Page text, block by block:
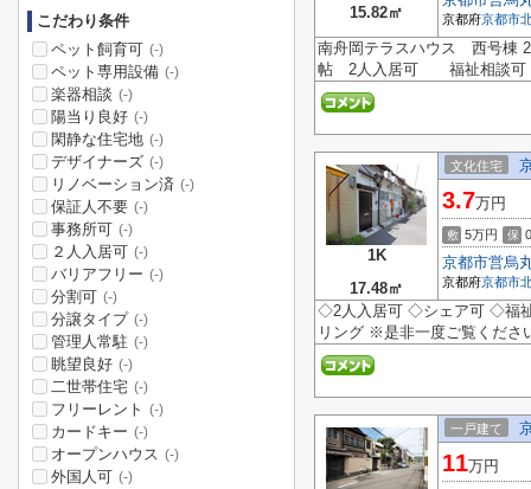
15.82㎡
京都府京都市
南舟岡テラスハウス 西号棟
帖 2人入居可 福祉相談可
1K
17.48㎡
文化住宅
3.7万円
敷 5万円 保
京都市営烏
京都府京都市
◇2人入居可 ◇シェア可 ◇福祉
リング ※是非一度ご覧くださ
一戸建て
11万円
こだわり条件
ペット飼育可 (-)
ペット専用設備 (-)
楽器相談 (-)
陽当り良好 (-)
閑静な住宅地 (-)
デザイナーズ (-)
リノベーション済 (-)
保証人不要 (-)
事務所可 (-)
２人入居可 (-)
バリアフリー (-)
分割可 (-)
分譲タイプ (-)
管理人常駐 (-)
眺望良好 (-)
二世帯住宅 (-)
フリーレント (-)
カードキー (-)
オープンハウス (-)
外国人可 (-)